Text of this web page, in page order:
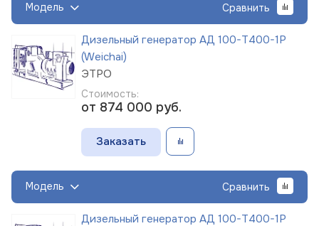
Модель Сравнить
Дизельный генератор АД 100-Т400-1Р
(Weichai)
ЭТРО
Стоимость:
от 874 000 руб.
Заказать
Модель Сравнить
Дизельный генератор АД 100-Т400-1Р